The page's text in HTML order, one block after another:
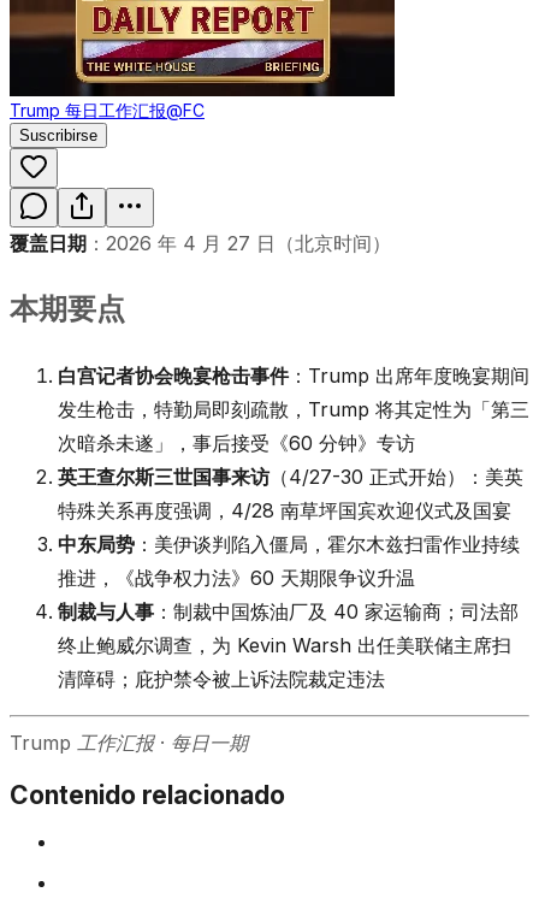
Trump 每日工作汇报@FC
Suscribirse
覆盖日期 ：2026 年 4 月 27 日（北京时间）
本期要点
白宫记者协会晚宴枪击事件：Trump 出席年度晚宴期间
发生枪击，特勤局即刻疏散，Trump 将其定性为「第三
次暗杀未遂」，事后接受《60 分钟》专访
英王查尔斯三世国事来访（4/27-30 正式开始）：美英
特殊关系再度强调，4/28 南草坪国宾欢迎仪式及国宴
中东局势 ：美伊谈判陷入僵局，霍尔木兹扫雷作业持续
推进，《战争权力法》60 天期限争议升温
制裁与人事 ：制裁中国炼油厂及 40 家运输商；司法部
终止鲍威尔调查，为 Kevin Warsh 出任美联储主席扫
清障碍；庇护禁令被上诉法院裁定违法
Trump 工作汇报 · 每日一期
Contenido relacionado